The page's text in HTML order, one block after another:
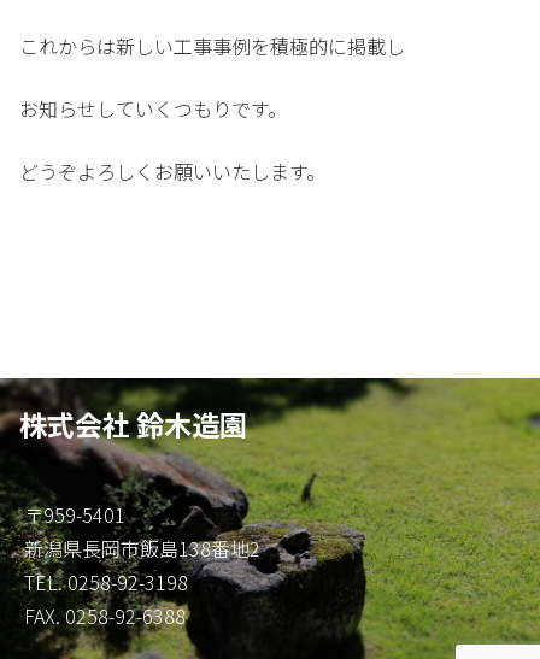
これからは新しい工事事例を積極的に掲載し
お知らせしていくつもりです。
どうぞよろしくお願いいたします。
株式会社 鈴木造園
〒959-5401
新潟県長岡市飯島138番地2
TEL. 0258-92-3198
FAX. 0258-92-6388